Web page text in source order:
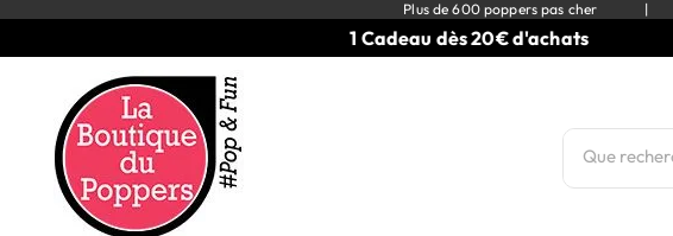
Plus de 600 poppers pas cher |
1 Cadeau dès 20€ d'achats